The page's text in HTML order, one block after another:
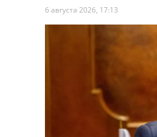
6 августа 2026, 17:13